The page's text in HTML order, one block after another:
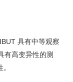
具有中等观察
有高变异性的测